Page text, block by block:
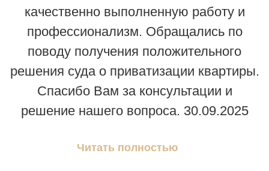
качественно выполненную работу и
профессионализм. Обращались по
поводу получения положительного
решения суда о приватизации квартиры.
Спасибо Вам за консультации и
решение нашего вопроса. 30.09.2025
Читать полностью